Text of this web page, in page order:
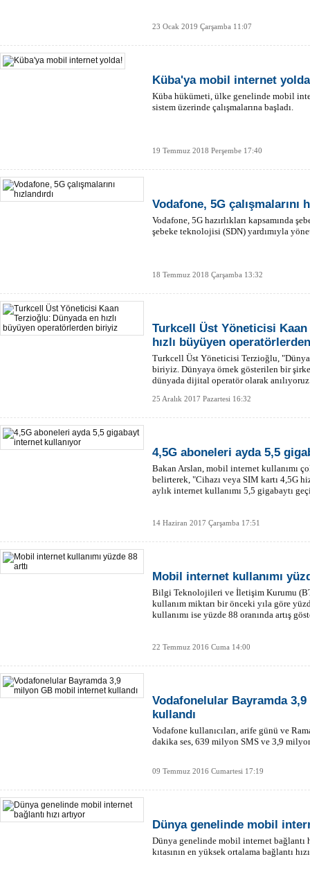
23 Ocak 2019 Çarşamba 11:07
Küba'ya mobil internet
Küba hükümeti, ülke genelinde mobil
sistem üzerinde çalışmalarına başladı.
19 Temmuz 2018 Perşembe 17:40
Vodafone, 5G çalışmalarını
Vodafone, 5G hazırlıkları kapsamında
şebeke teknolojisi (SDN) yardımıyla
18 Temmuz 2018 Çarşamba 13:32
Turkcell Üst Yöneticisi
hızlı büyüyen
Turkcell Üst Yöneticisi Terzioğlu,
biriyiz. Dünyaya örnek gösterilen bir
dünyada dijital operatör olarak
25 Aralık 2017 Pazartesi 16:32
4,5G aboneleri ayda 5,5
Bakan Arslan, mobil internet kullanımı
belirterek, "Cihazı veya SIM kartı 4,5G
aylık internet kullanımı 5,5 gigabaytı
14 Haziran 2017 Çarşamba 17:51
Mobil internet kullanımı
Bilgi Teknolojileri ve İletişim Kurumu
kullanım miktarı bir önceki yıla göre
kullanımı ise yüzde 88 oranında artış
22 Temmuz 2016 Cuma 14:00
Vodafonelular Bayramda
kullandı
Vodafone kullanıcıları, arife günü ve
dakika ses, 639 milyon SMS ve 3,9
09 Temmuz 2016 Cumartesi 17:19
Dünya genelinde mobil
Dünya genelinde mobil internet bağlantı
kıtasının en yüksek ortalama bağlantı